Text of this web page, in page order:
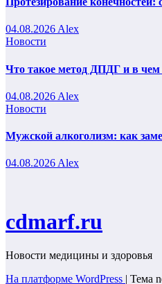
04.08.2026 Alex
Новости
Что такое метод ДПДГ и в чем
04.08.2026 Alex
Новости
Мужской алкоголизм: как
04.08.2026Alex
cdmarf.ru
Новости медицины и здоровья
На платформе WordPress | Тема